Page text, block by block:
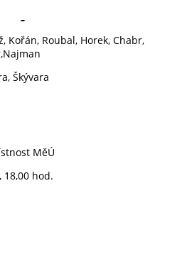
Kořán, Roubal, Horek, Chabr,
Škývara
MěÚ
18,00 hod.